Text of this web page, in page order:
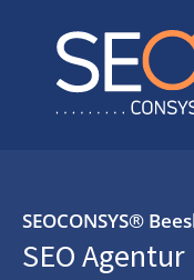
SEOCONSYS®
SEO Agentur